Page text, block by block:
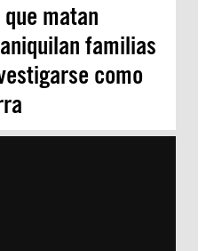
matan
familias
como